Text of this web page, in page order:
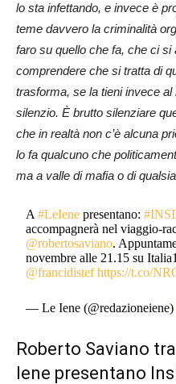
lo sta infettando, e invece è
teme davvero la criminalità
faro su quello che fa, che ci
comprendere che si tratta di
trasforma, se la tieni invece
silenzio. È brutto silenziare
che in realtà non c’è alcuna
lo fa qualcuno che
ma a valle di mafia o di
A#LeIene presentano:
accompagnerà nel viaggio-
@robertosaviano.
novembre alle 21.15 su
@francidistef https://t.co/
— Le Iene
Roberto Saviano
Iene presentano